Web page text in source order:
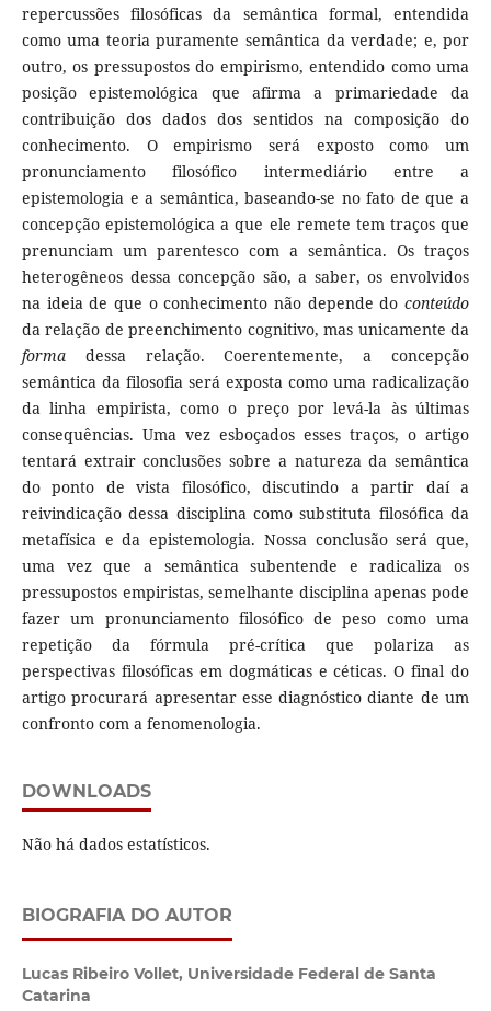
repercussões filosóficas da semântica formal, entendida
como uma teoria puramente semântica da verdade; e, por
outro, os pressupostos do empirismo, entendido como uma
posição epistemológica que afirma a primariedade da
contribuição dos dados dos sentidos na composição do
conhecimento. O empirismo será exposto como um
pronunciamento filosófico intermediário entre a
epistemologia e a semântica, baseando-se no fato de que a
concepção epistemológica a que ele remete tem traços que
prenunciam um parentesco com a semântica. Os traços
heterogêneos dessa concepção são, a saber, os envolvidos
na ideia de que o conhecimento não depende doconteúdo
da relação de preenchimento cognitivo, mas unicamente da
formadessa relação. Coerentemente, a concepção
semântica da filosofia será exposta como uma radicalização
da linha empirista, como o preço por levá-la às últimas
consequências. Uma vez esboçados esses traços, o artigo
tentará extrair conclusões sobre a natureza da semântica
do ponto de vista filosófico, discutindo a partir daí a
reivindicação dessa disciplina como substituta filosófica da
metafísica e da epistemologia. Nossa conclusão será que,
uma vez que a semântica subentende e radicaliza os
pressupostos empiristas, semelhante disciplina apenas pode
fazer um pronunciamento filosófico de peso como uma
repetição da fórmula pré-crítica que polariza as
perspectivas filosóficas em dogmáticas e céticas. O final do
artigo procurará apresentar esse diagnóstico diante de um
confronto com a fenomenologia.
DOWNLOADS
Não há dados estatísticos.
BIOGRAFIA DO AUTOR
Lucas Ribeiro Vollet, Universidade Federal de Santa
Catarina